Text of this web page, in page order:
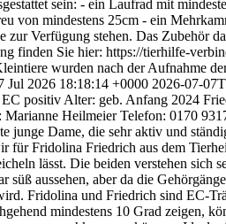
sein: - ein Laufrad mit
von mindestens 25cm - ein
zur Verfügung stehen. Das Zubehör
finden Sie hier: https://tierhilfe-
wurden nach der Aufnahme
Jul 2026 18:18:14 +0000 2026-07-
positiv Alter: geb. Anfang 2024
Heilmeier Telefon: 0170
junge Dame, die sehr aktiv und
für Fridolina Friedrich aus dem
lässt. Die beiden verstehen
süß aussehen, aber da die
Fridolina und Friedrich sind EC-
mindestens 10 Grad zeigen,